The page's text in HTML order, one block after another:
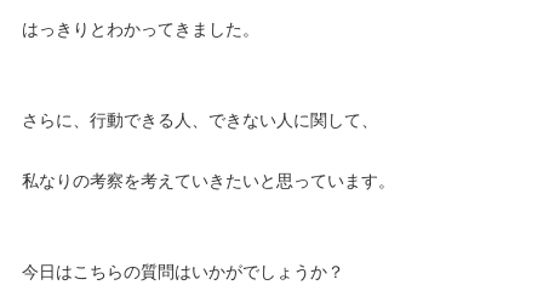
はっきりとわかってきました。
さらに、行動できる人、できない人に関して、
私なりの考察を考えていきたいと思っています。
今日はこちらの質問はいかがでしょうか？